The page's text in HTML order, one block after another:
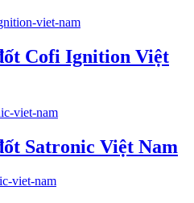
Cofi Ignition Việt
Satronic Việt Nam